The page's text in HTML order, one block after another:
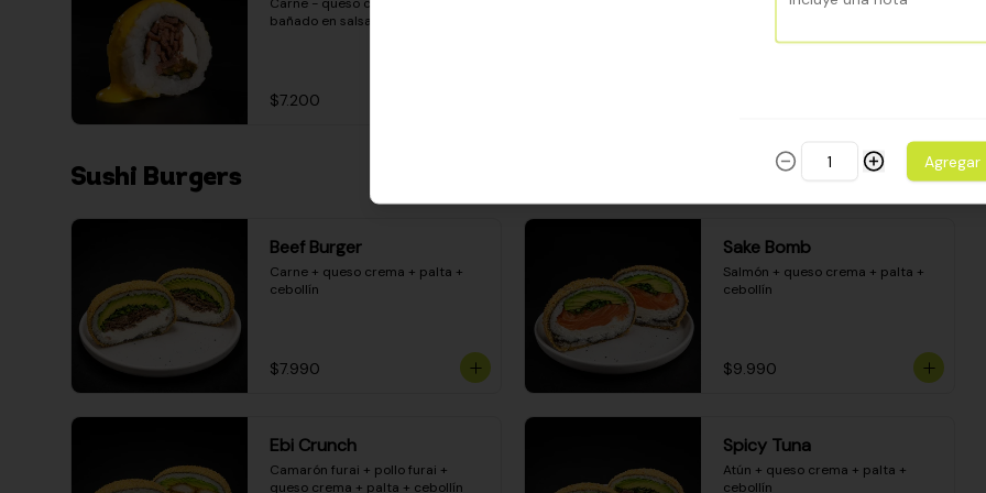
bañado en salsa huancaína
$7.200
una porción de ceviche mixto y
Sushi Burgers
Beef Burger
Carne + queso crema + palta +
cebollín
$7.990
Sake Bomb
Salmón + queso crema + palta +
cebollín
$9.990
Ebi Crunch
Camarón furai + pollo furai +
queso crema + palta + cebollín
Spicy Tuna
Atún + queso crema + palta +
cebollín
Agregar